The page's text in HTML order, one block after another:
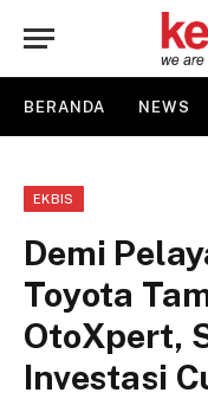
BERANDA NEWS
EKBIS
Demi
Toyota
OtoXpert,
Investasi